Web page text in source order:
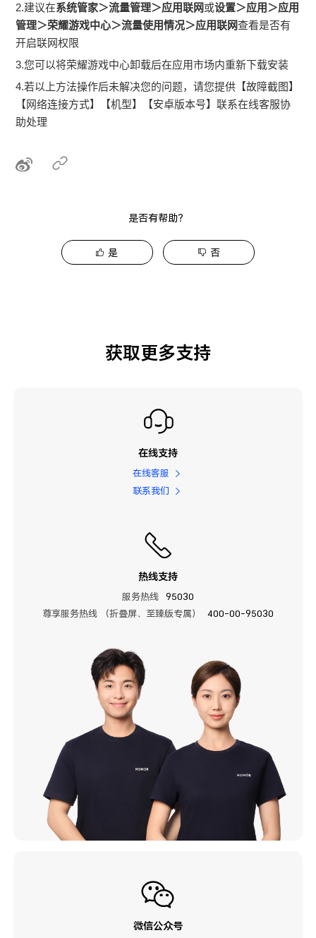
2.建议在系统管家＞流量管理＞应用联网或设置＞应用＞应用
管理＞荣耀游戏中心＞流量使用情况＞应用联网查看是否有
开启联网权限
3.您可以将荣耀游戏中心卸载后在应用市场内重新下载安装
4.若以上方法操作后未解决您的问题，请您提供【故障截图】
【网络连接方式】【机型】【安卓版本号】联系在线客服协
助处理
是否有帮助？
是 否
获取更多支持
在线支持
在线客服
联系我们
热线支持
服务热线
95030
尊享服务热线 （折叠屏、至臻版专属）
400-00-95030
微信公众号